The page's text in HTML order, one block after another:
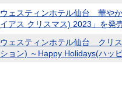
ウェスティンホテル仙台 華や
イアス クリスマス) 2023」を発
ウェスティンホテル仙台 クリ
ション) ～Happy Holidays(ハッ